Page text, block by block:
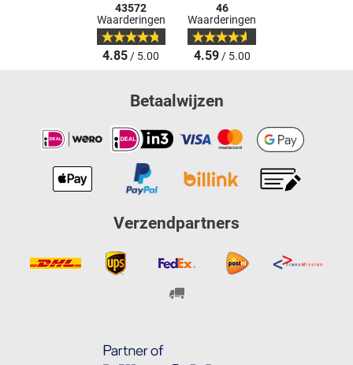
43572
Waarderingen
4.85/ 5.00
46
Waarderingen
4.59/ 5.00
Betaalwijzen
Verzendpartners